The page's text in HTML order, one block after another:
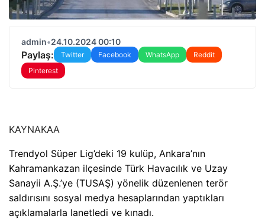
admin•24.10.2024 00:10
Paylaş: Twitter Facebook WhatsApp
Reddit
Pinterest
KAYNAKAA
Trendyol Süper Lig’deki 19 kulüp, Ankara’nın
Kahramankazan ilçesinde Türk Havacılık ve Uzay
Sanayii A.Ş.’ye (TUSAŞ) yönelik düzenlenen terör
saldırısını sosyal medya hesaplarından yaptıkları
açıklamalarla lanetledi ve kınadı.